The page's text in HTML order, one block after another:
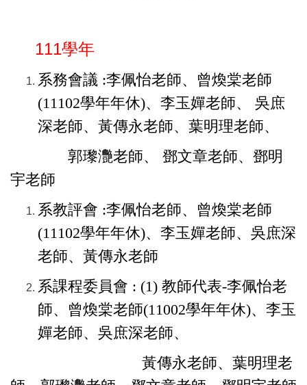
111學年
系務會議 :李佩怡老師、曾煥棠老師
(11102學年年休)、李玉嬋老師、 吳庶
深老師、黃傳永老師、葉明理老師、
郭瓈灧老師、
鄧文章老師、鄧明
宇老師
系教評會 :李佩怡老師、曾煥棠老師
(11102學年年休)、李玉嬋老師、吳庶深
老師、黃傳永老師
系課程委員會 : (1) 教師代表-李佩怡老
師、曾煥棠老師(11002學年年休)、李玉
嬋老師、吳庶深老師、
黃傳永老師、 葉明理老